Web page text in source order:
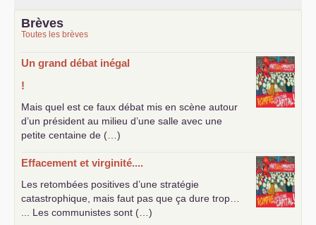
Brèves
Toutes les brèves
Un grand débat inégal
!
Mais quel est ce faux débat mis en scène autour
d’un président au milieu d’une salle avec une
petite centaine de (…)
Effacement et virginité....
Les retombées positives d’une stratégie
catastrophique, mais faut pas que ça dure trop…
... Les communistes sont (…)